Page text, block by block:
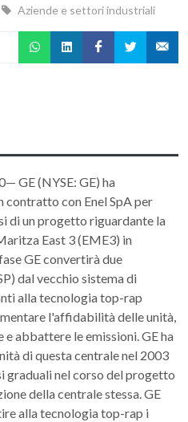
Aziende e settori industriali
GE (NYSE: GE) ha
con Enel SpA per
di un progetto riguardante la
East 3 (EME3) in
GE convertirà due
dal vecchio sistema di
alla tecnologia top-rap
l'affidabilità delle unità,
abbattere le emissioni. GE ha
di questa centrale nel 2003
graduali nel corso del progetto
della centrale stessa. GE
alla tecnologia top-rap i